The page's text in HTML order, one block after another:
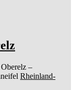
–
Rheinland-